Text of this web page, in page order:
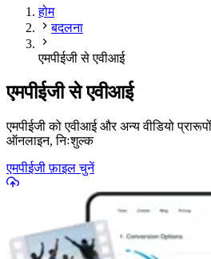
होम
बदलना
एमपीईजी से एवीआई
एमपीईजी से एवीआई
एमपीईजी को एवीआई और अन्य वीडियो
ऑनलाइन, निःशुल्क
एमपीईजी फ़ाइल चुनें